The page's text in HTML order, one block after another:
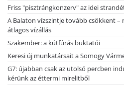
Friss "pisztrángkonzerv" az idei
A Balaton vízszintje tovább csökkent –
átlagos vízállás
Szakember: a kútfúrás buktatói
Keresi új munkatársait a Somogy
G7: újabban csak az utolsó percben
kérünk az éttermi mirelitből